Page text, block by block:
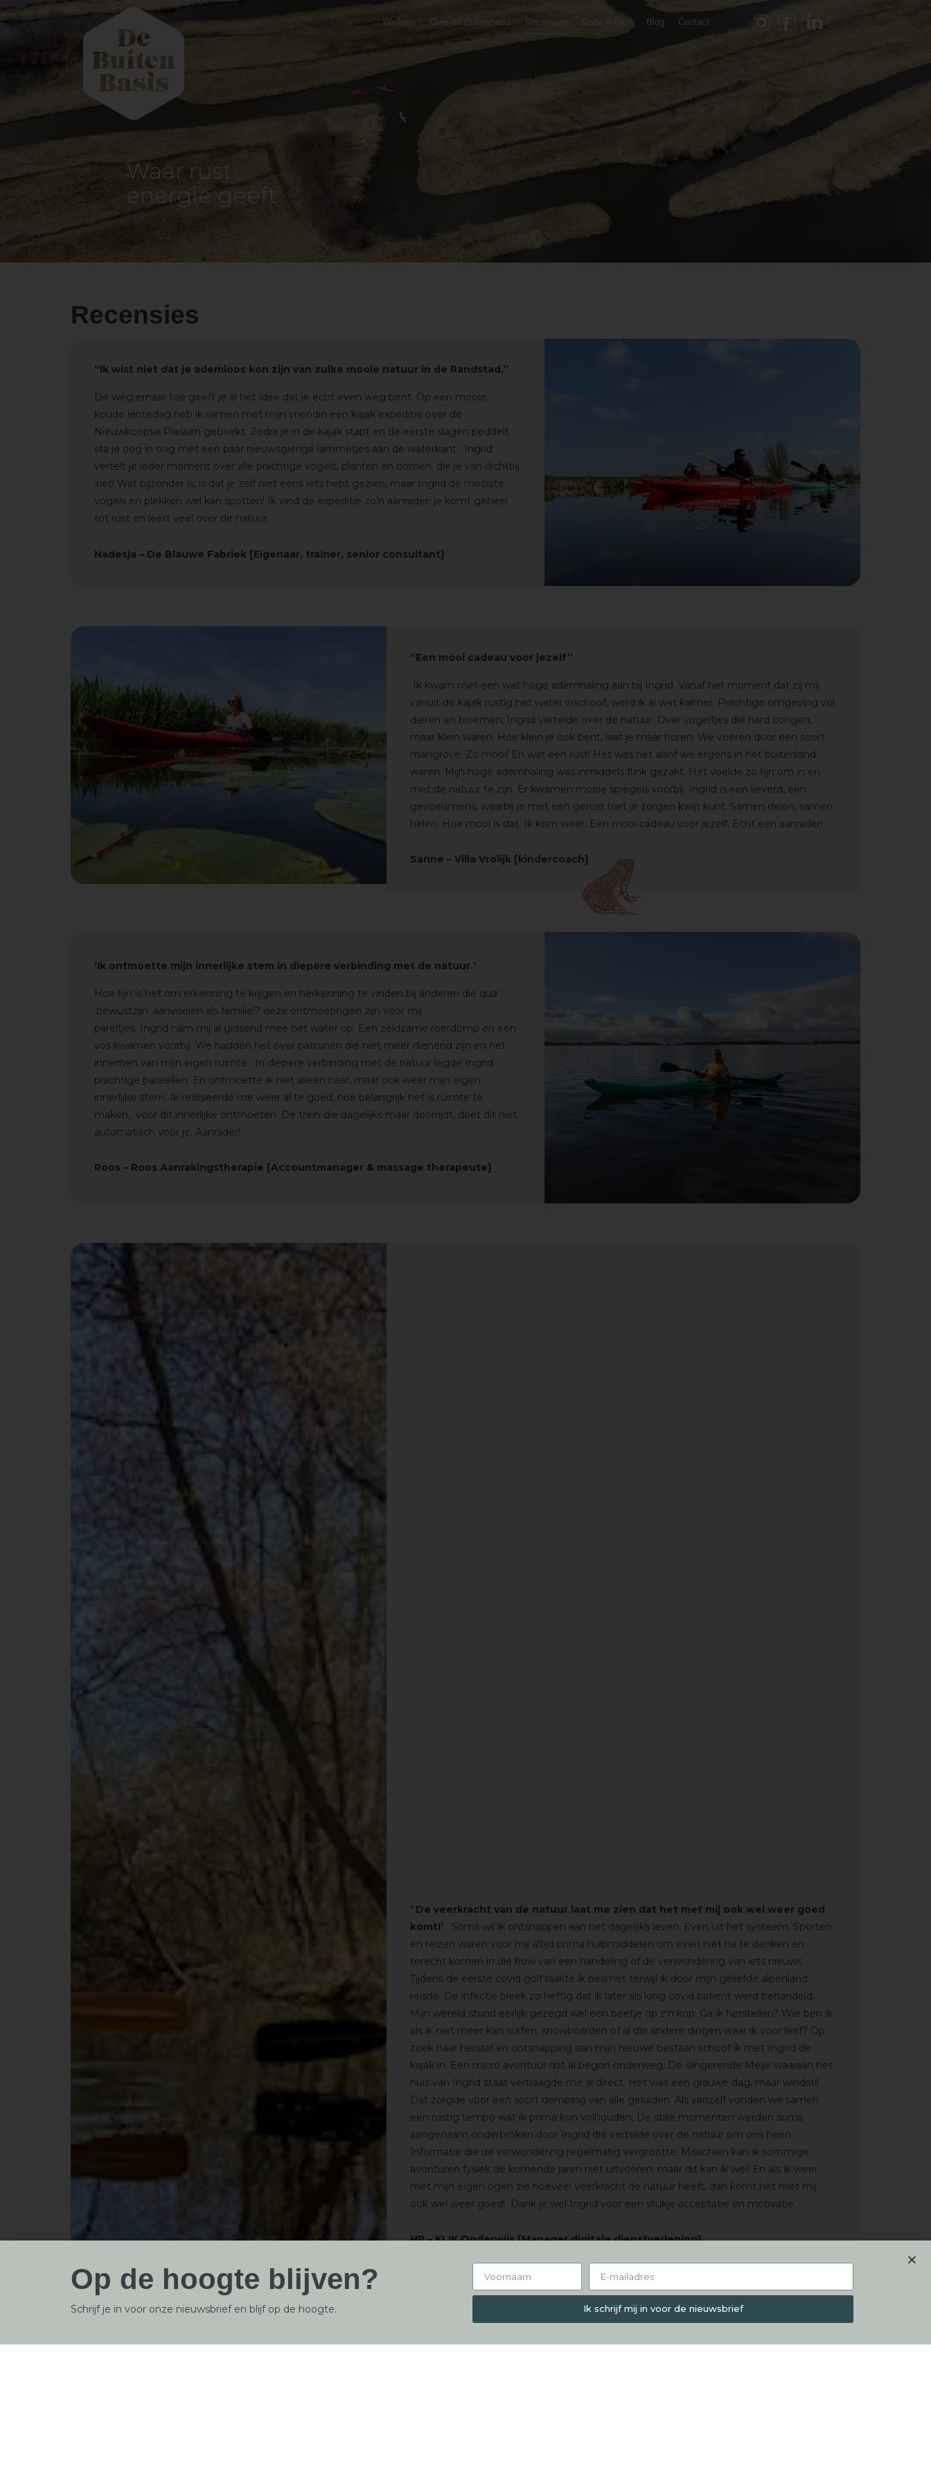
Welkom Over de Buitenbasis Recensies Boek je tour! Blog Contact
Waar rust
energie geeft
Recensies
“Ik wist niet dat je ademloos kon zijn van zulke mooie natuur in de Randstad.”
De weg ernaar toe geeft je al het idee dat je echt even weg bent. Op een mooie,
koude lentedag heb ik samen met mijn vriendin een kajak expeditie over de
Nieuwkoopse Plassen geboekt. Zodra je in de kajak stapt en de eerste slagen peddelt
sta je oog in oog met een paar nieuwsgierige lammetjes aan de waterkant.
Ingrid
vertelt je ieder moment over alle prachtige vogels, planten en bomen. die je van dichtbij
ziet! Wat bijzonder is, is dat je zelf niet eens iets hebt gezien, maar Ingrid de mooiste
vogels en plekken wel kan spotten! Ik vind de expeditie zo’n aanrader: je komt geheel
tot rust en leert veel over de natuur.
Nadesja – De Blauwe Fabriek [Eigenaar, trainer, senior consultant]
“Een mooi cadeau voor jezelf”
Ik kwam met een wat hoge ademhaling aan bij Ingrid. Vanaf het moment dat zij mij
vanuit de kajak rustig het water inschoof, werd ik al wat kalmer. Prachtige omgeving vol
dieren en bloemen, Ingrid vertelde over de natuur. Over vogeltjes die hard zongen,
maar klein waren. Hoe klein je ook bent, laat je maar horen. We voeren door een soort
mangrove. Zo mooi! En wat een rust! Het was net alsof we ergens in het buitenland
waren. Mijn hoge ademhaling was inmiddels flink gezakt. Het voelde zo fijn om in en
met de natuur te zijn. Er kwamen mooie spiegels voorbij. Ingrid is een lieverd, een
gevoelsmens, waarbij je met een gerust hart je zorgen kwijt kunt. Samen delen, samen
helen. Hoe mooi is dat. Ik kom weer. Een mooi cadeau voor jezelf. Echt een aanrader!
Sanne – Villa Vrolijk [kindercoach]
‘Ik ontmoette mijn innerlijke stem in diepere verbinding met de natuur.’
Hoe fijn is het om erkenning te krijgen en herkenning te vinden bij anderen die qua ‘
‘bewustzijn’ aanvoelen als familie!? deze ontmoetingen zijn voor mij
pareltjes. Ingrid nam mij al gidsend mee het water op. Een zeldzame roerdomp en een
vos kwamen voorbij. We hadden het over patronen die niet meer dienend zijn en het
innemen van mijn eigen ruimte.
In diepere verbinding met de natuur legde Ingrid
prachtige paralellen. En ontmoette ik niet alleen haar, maar ook weer mijn eigen
innerlijke stem. Ik realiseerde me weer al te goed, hoe belangrijk het is ruimte te
maken, voor dit innerlijke ontmoeten. De trein die dagelijks maar doorrijdt, doet dit niet
automatisch voor je. Aanrader!
Roos – Roos Aanrakingstherapie [Accountmanager & massage therapeute]
‘ De veerkracht van de natuur laat me zien dat het met mij ook wel weer goed
komt!’ Soms wil ik ontsnappen aan het dagelijks leven. Even uit het systeem. Sporten
en reizen waren voor mij altijd prima hulpmiddelen om even niet na te denken en
terecht komen in die flow van een handeling of de verwondering van iets nieuws.
Tijdens de eerste covid golf raakte ik besmet terwijl ik door mijn geliefde alpenland
reisde. De infectie bleek zo heftig dat ik later als long covid patient werd behandeld.
Mijn wereld stond eerlijk gezegd wel een beetje op z’n kop. Ga ik herstellen? Wie ben ik
als ik niet meer kan surfen, snowboarden of al die andere dingen waar ik voor leef? Op
zoek naar herstel en ontsnapping aan mijn nieuwe bestaan schoof ik met Ingrid de
kajak in. Een micro avontuur dat al begon onderweg. De slingerende Meije waaraan het
huis van Ingrid staat vertraagde me al direct. Het was een grauwe dag, maar windstil.
Dat zorgde voor een soort demping van alle geluiden. Als vanzelf vonden we samen
een rustig tempo wat ik prima kon volhouden. De stille momenten werden soms
aangenaam onderbroken door Ingrid die vertelde over de natuur om ons heen.
Informatie die de verwondering regelmatig vergrootte. Misschien kan ik sommige
avonturen fysiek de komende jaren niet uitvoeren, maar dit kan ik wel! En als ik weer
met mijn eigen ogen zie hoeveel veerkracht de natuur heeft, dan komt het met mij
ook wel weer goed! Dank je wel Ingrid voor een stukje acceptatie en motivatie.
HP – KLIK Onderwijs [Manager digitale dienstverlening]
Op de hoogte blijven?
Schrijf je in voor onze nieuwsbrief en blijf op de hoogte. Ik schrijf mij in voor de nieuwsbrief